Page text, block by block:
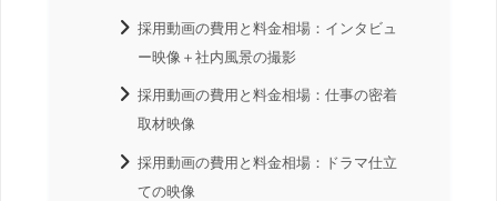
採用動画の費用と料金相場：インタビュ
ー映像＋社内風景の撮影
採用動画の費用と料金相場：仕事の密着
取材映像
採用動画の費用と料金相場：ドラマ仕立
ての映像